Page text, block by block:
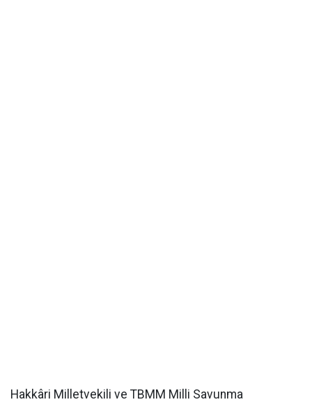
Hakkâri Milletvekili ve TBMM Milli Savunma